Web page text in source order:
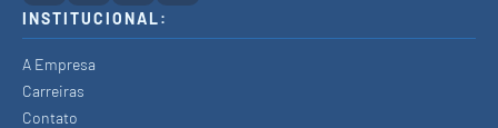
INSTITUCIONAL:
A Empresa
Carreiras
Contato